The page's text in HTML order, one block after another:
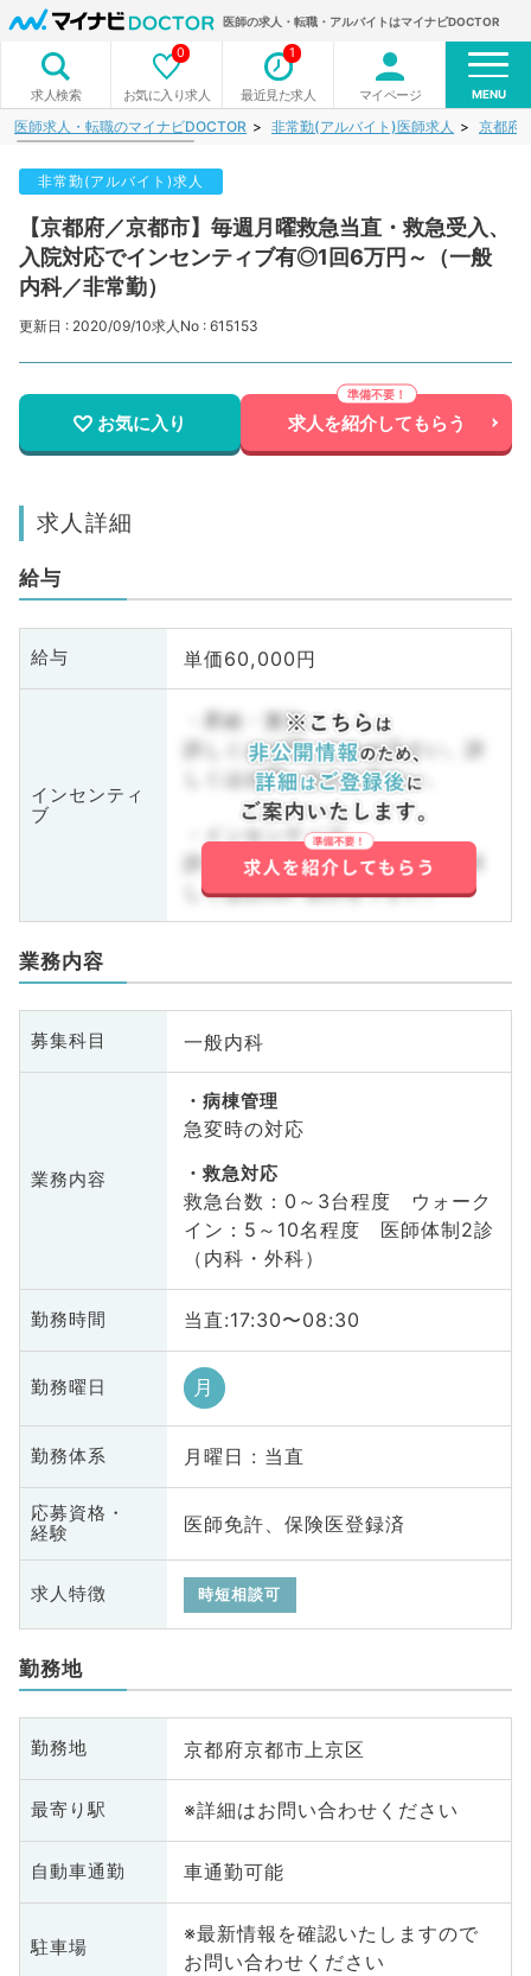
医師の求人・転職・アルバイトはマイナビDOCTOR
求人検索 お気に入り求人
0
最近見た求人
1
マイページ MENU
医師求人・転職のマイナビDOCTOR 非常勤(アルバイト)医師求人 京都府
非常勤(アルバイト)求人
【京都府／京都市】毎週月曜救急当直・救急受入、
入院対応でインセンティブ有◎1回6万円～（一般
内科／非常勤）
更新日 : 2020/09/10求人No : 615153
お気に入り 求人を紹介してもらう
求人詳細
給与
給与 単価60,000円
インセンティ
ブ
・昇給・賞与
詳しくはお問い合わせ下さい。詳
しくはお問い合わせ下さい。
・インセンティブ
詳しくはお問い合わせ下さい。詳
しくはお問い合わせ下さい。
業務内容
募集科目 一般内科
業務内容
病棟管理
急変時の対応
救急対応
救急台数：0～3台程度 ウォーク
イン：5～10名程度 医師体制2診
（内科・外科）
勤務時間 当直:17:30〜08:30
勤務曜日 月
勤務体系 月曜日 : 当直
応募資格・
経験
医師免許、保険医登録済
求人特徴 時短相談可
勤務地
勤務地 京都府京都市上京区
最寄り駅 ※詳細はお問い合わせください
自動車通勤 車通勤可能
駐車場
※最新情報を確認いたしますので
お問い合わせください